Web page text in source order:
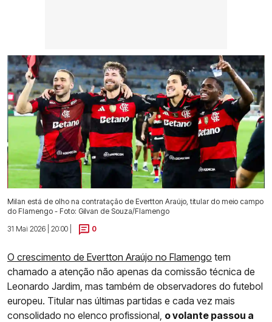
Milan está de olho na contratação de Evertton Araújo, titular do meio campo
do Flamengo - Foto: Gilvan de Souza/Flamengo
31 Mai 2026 | 20:00 |
0
O crescimento de Evertton Araújo no Flamengo tem
chamado a atenção não apenas da comissão técnica de
Leonardo Jardim, mas também de observadores do futebol
europeu. Titular nas últimas partidas e cada vez mais
consolidado no elenco profissional, o volante passou a